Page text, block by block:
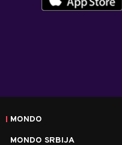
MONDO
MONDO SRBIJA